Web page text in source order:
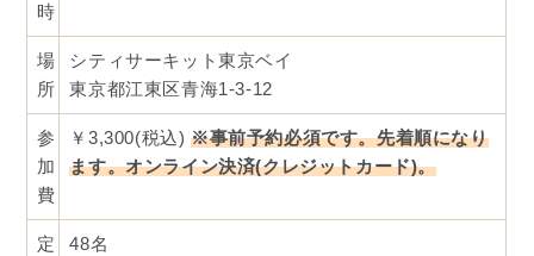
時
場
所
シティサーキット東京ベイ
東京都江東区青海1-3-12
参
加
費
￥3,300(税込)※事前予約必須です。先着順になり
ます。オンライン決済(クレジットカード)。
定
48名